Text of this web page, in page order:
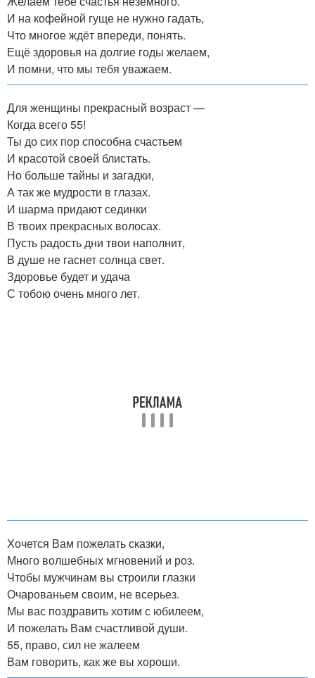
И на кофейной гуще не нужно гадать,
Что многое ждёт впереди, понять.
Ещё здоровья на долгие годы желаем,
И помни, что мы тебя уважаем.
Для женщины прекрасный возраст —
Когда всего 55!
Ты до сих пор способна счастьем
И красотой своей блистать.
Но больше тайны и загадки,
А так же мудрости в глазах.
И шарма придают сединки
В твоих прекрасных волосах.
Пусть радость дни твои наполнит,
В душе не гаснет солнца свет.
Здоровье будет и удача
С тобою очень много лет.
Хочется Вам пожелать сказки,
Много волшебных мгновений и роз.
Чтобы мужчинам вы строили глазки
Очарованьем своим, не всерьез.
Мы вас поздравить хотим с юбилеем,
И пожелать Вам счастливой души.
55, право, сил не жалеем
Вам говорить, как же вы хороши.